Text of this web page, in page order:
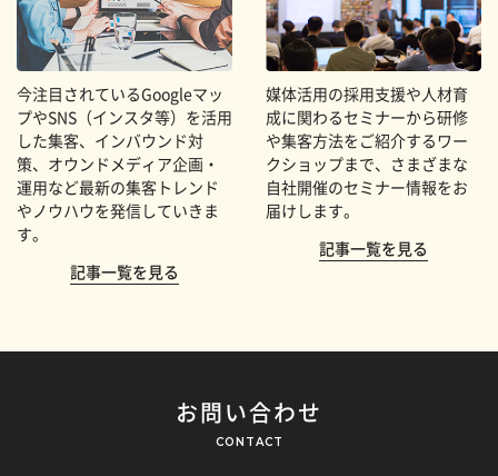
今注目されているGoogleマッ
プやSNS（インスタ等）を活用
した集客、インバウンド対
策、オウンドメディア企画・
運用など最新の集客トレンド
やノウハウを発信していきま
す。
記事一覧を見る
媒体活用の採用支援や人材育
成に関わるセミナーから研修
や集客方法をご紹介するワー
クショップまで、さまざまな
自社開催のセミナー情報をお
届けします。
記事一覧を見る
お問い合わせ
CONTACT